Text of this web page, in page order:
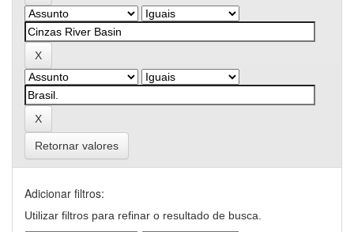
Retornar valores
Adicionar filtros:
Utilizar filtros para refinar o resultado de busca.